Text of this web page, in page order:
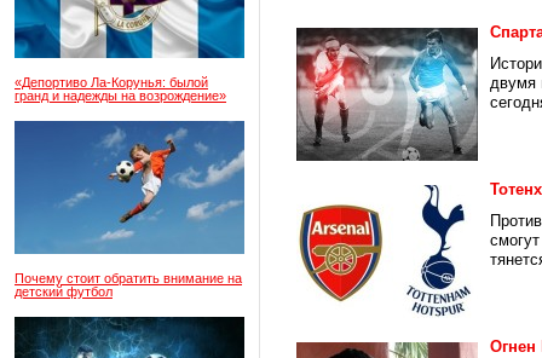
«Депортиво Ла-Корунья: былой
гранд и надежды на возрождение»
Почему стоит обратить внимание на
детский футбол
двумя
Огнен